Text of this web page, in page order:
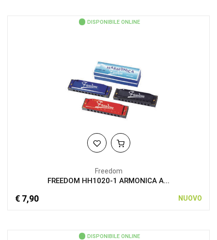
DISPONIBILE ONLINE
Freedom
FREEDOM HH1020-1 ARMONICA A...
€ 7,90 NUOVO
DISPONIBILE ONLINE